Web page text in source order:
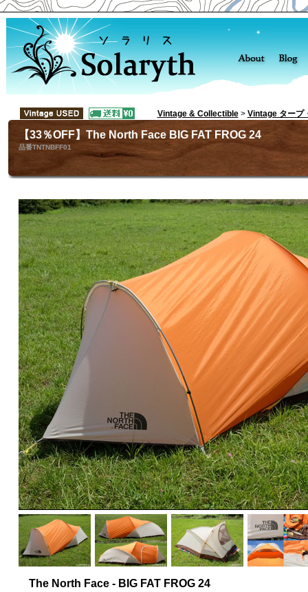
Vintage & Collectible> Vintage タープ
【33％OFF】The North Face BIG FAT FROG 24
品番TNTNBFF01
The North Face - BIG FAT FROG 24